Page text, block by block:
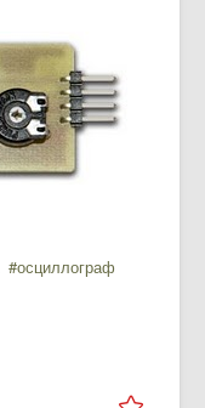
осциллограф